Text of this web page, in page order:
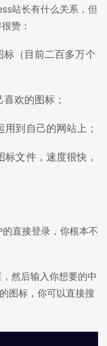
站长有什么关系，但
赞：
（目前二百多万个
欢的图标；
到自己的网站上；
文件，速度很快，
直接登录，你根本不
然后输入你想要的中
图标，你可以直接搜